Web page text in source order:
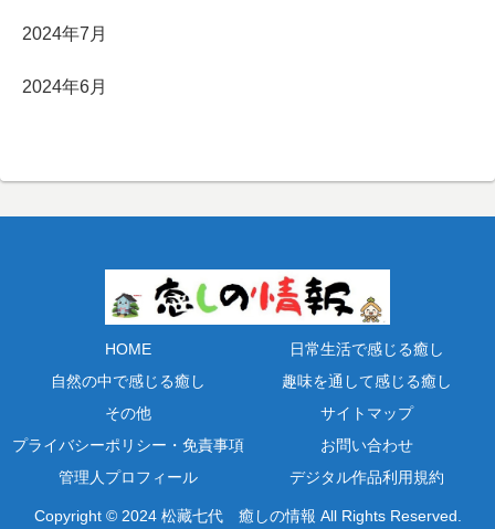
2024年7月
2024年6月
HOME
日常生活で感じる癒し
自然の中で感じる癒し
趣味を通して感じる癒し
その他
サイトマップ
プライバシーポリシー・免責事項
お問い合わせ
管理人プロフィール
デジタル作品利用規約
Copyright © 2024 松藏七代 癒しの情報 All Rights Reserved.